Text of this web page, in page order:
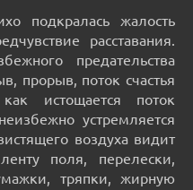
подкралась жалость
расставания.
предательства
прорыв, поток счастья
истощается поток
устремляется
воздуха видит
поля, перелески,
тряпки, жирную